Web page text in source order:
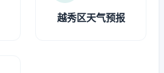
越秀区天气预报